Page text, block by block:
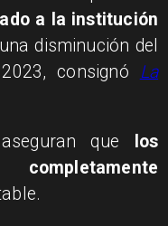
a la institución
disminución del
consignó La
que los